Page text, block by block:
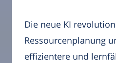
Die neue KI
Ressourcenplanung
effizientere und